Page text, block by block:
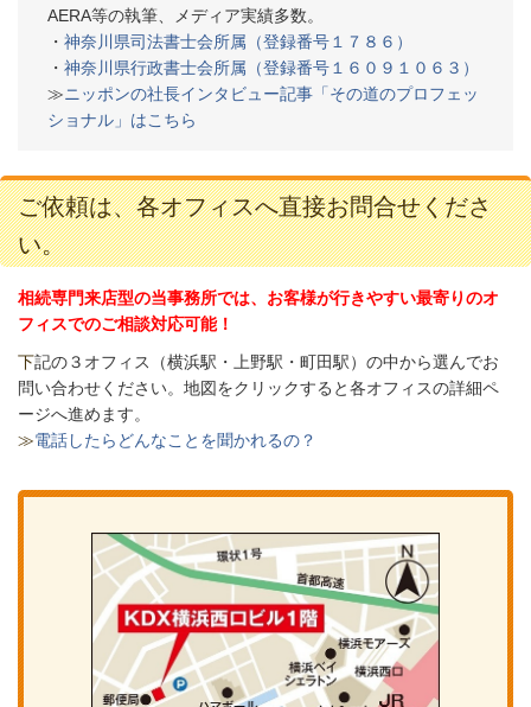
AERA等の執筆、メディア実績多数。
・ 神奈川県司法書士会所属（登録番号１７８６）
・ 神奈川県行政書士会所属（登録番号１６０９１０６３）
≫ニッポンの社長インタビュー記事「その道のプロフェッ
ショナル」はこちら
ご依頼は、各オフィスへ直接お問合せくださ
い。
相続専門来店型の当事務所では、お客様が行きやすい最寄りのオ
フィスでのご相談対応可能！
下記の３オフィス（横浜駅・上野駅・町田駅）の中から選んでお
問い合わせください。 地図をクリックすると各オフィスの詳細ペ
ージへ進めます。
≫電話したらどんなことを聞かれるの？